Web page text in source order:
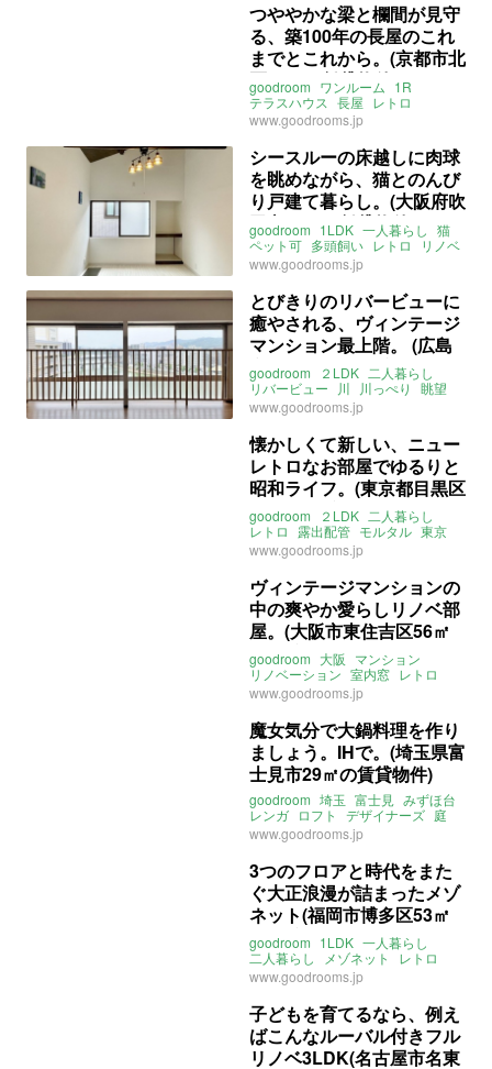
つややかな梁と欄間が見守
る、築100年の長屋のこれ
までとこれから。(京都市北
区33㎡の賃貸物件)
goodroom ワンルーム 1R
テラスハウス 長屋 レトロ
日本家屋 木造 伝統
リノベーション
ライター：増成かおり
賃貸
www.goodrooms.jp
シースルーの床越しに肉球
を眺めながら、猫とのんび
り戸建て暮らし。(大阪府吹
田市50㎡の賃貸物件)
goodroom 1LDK 一人暮らし 猫
ペット可 多頭飼い レトロ
リノベ
一軒家 大阪 吹田
東海道本線 岸辺駅
阪急電鉄京都線 正雀駅
吹田駅
ライター：増成かおり
賃貸
www.goodrooms.jp
とびきりのリバービューに
癒やされる、ヴィンテージ
マンション最上階。 (広島
市中区60㎡の賃貸物件）
goodroom ２LDK 二人暮らし
リバービュー
川 川っぺり
眺望
景色収納 レトロ 広島
白島駅 城北駅 新白島駅
アストラムライン
ライター：増成かおり 賃貸
www.goodrooms.jp
懐かしくて新しい、ニュー
レトロなお部屋でゆるりと
昭和ライフ。(東京都目黒区
24㎡の賃貸物件)
goodroom ２LDK 二人暮らし
レトロ
露出配管 モルタル 東京
団地 賃貸
www.goodrooms.jp
ヴィンテージマンションの
中の爽やか愛らしリノベ部
屋。(大阪市東住吉区56㎡
の賃貸物件)
goodroom 大阪 マンション
リノベーション 室内窓 レトロ
ヴィンテージ 一人暮らし
ふたり暮らし 賃貸
www.goodrooms.jp
魔女気分で大鍋料理を作り
ましょう。IHで。(埼玉県富
士見市29㎡の賃貸物件)
goodroom 埼玉 富士見
みずほ台
レンガ ロフト デザイナーズ 庭
ヴィンテージ ひとり暮らし
レトロ 大家女子 賃貸
www.goodrooms.jp
3つのフロアと時代をまた
ぐ大正浪漫が詰まったメゾ
ネット(福岡市博多区53㎡
の賃貸物件)
goodroom 1LDK 一人暮らし
二人暮らし
メゾネット
レトロ
大正 昭和 日本 和
和モダン 福岡 博多
ライター：増成かおり
賃貸
www.goodrooms.jp
子どもを育てるなら、例え
ばこんなルーバル付きフル
リノベ3LDK(名古屋市名東